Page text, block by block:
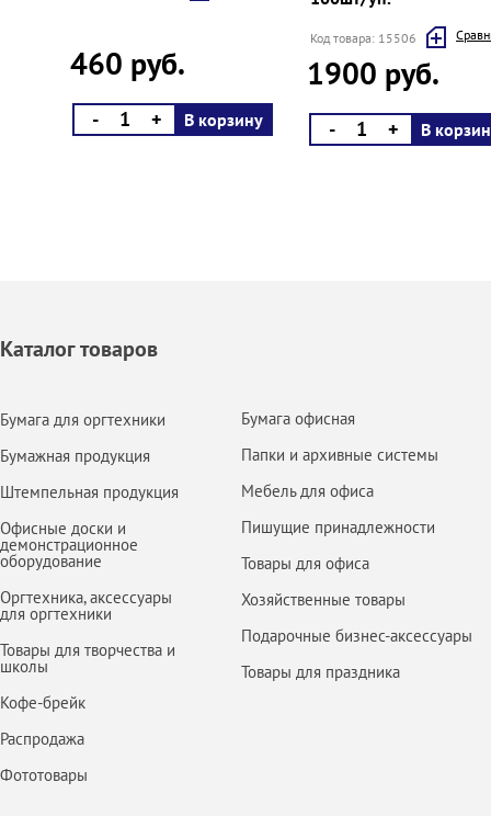
460 руб.
- + В корзину
Код товара: 15506
1900 руб.
- + В
Каталог товаров
Бумага для оргтехники
Бумажная продукция
Штемпельная продукция
Офисные доски и
демонстрационное
оборудование
Оргтехника, аксессуары
для оргтехники
Товары для творчества и
школы
Кофе-брейк
Распродажа
Фототовары
Бумага офисная
Папки и архивные системы
Мебель для офиса
Пишущие принадлежности
Товары для офиса
Хозяйственные товары
Подарочные бизнес-аксессуары
Товары для праздника